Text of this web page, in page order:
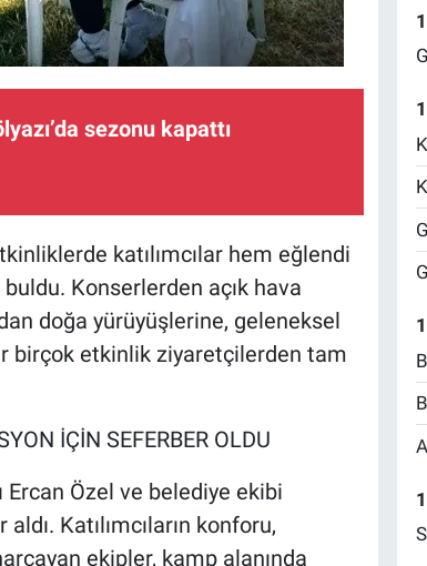
sezonu kapattı
katılımcılar hem eğlendi
Konserlerden açık hava
doğa yürüyüşlerine, geleneksel
birçok etkinlik ziyaretçilerden tam
İÇİN SEFERBER OLDU
Özel ve belediye ekibi
Katılımcıların konforu,
ekipler, kamp alanında